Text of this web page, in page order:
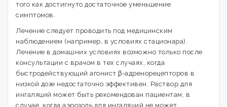
того как достигнуто достаточное уменьшение
симптомов.
Лечение следует проводить под медицинским
наблюдением (например, в условиях стационара).
Лечение в домашних условиях возможно только после
консультации с врачом в тех случаях, когда
быстродействующий агонист β-адренорецепторов в
низкой дозе недостаточно эффективен. Раствор для
ингаляций может быть рекомендован пациентам, в
случае, когда аэрозоль для ингаляций не может